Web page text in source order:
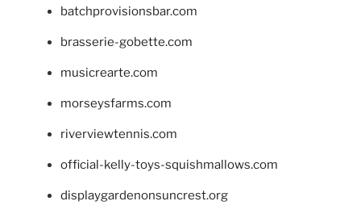
batchprovisionsbar.com
brasserie-gobette.com
musicrearte.com
morseysfarms.com
riverviewtennis.com
official-kelly-toys-squishmallows.com
displaygardenonsuncrest.org